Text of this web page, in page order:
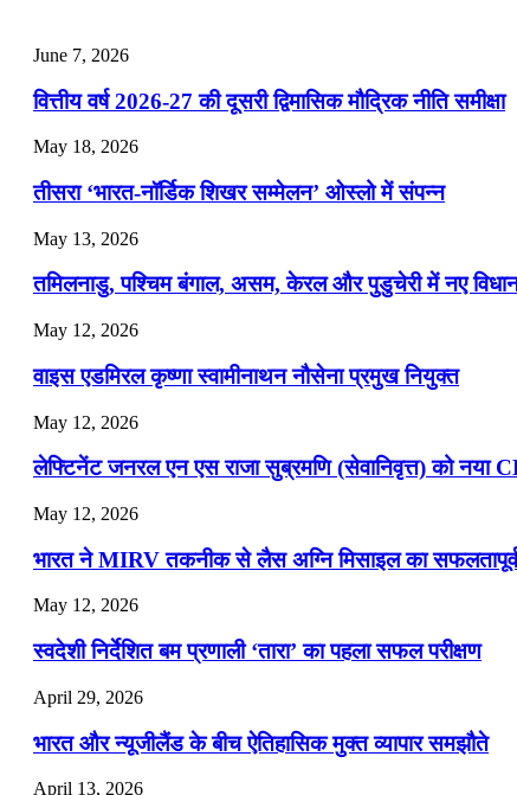
Menu Menu
📝 डेली करेंट अफेयर्स: 25-27 जुलाई 2026
July 25, 2026
📝 डेली करेंट अफेयर्स: 22-24 जुलाई 2026
July 22, 2026
📝 डेली करेंट अफेयर्स: 19-21 जुलाई 2026
July 19, 2026
📝 डेली करेंट अफेयर्स: 16-18 जुलाई 2026
June 7, 2026
वित्तीय वर्ष 2026-27 की दूसरी द्विमासिक मौद्रिक नीति समीक्षा
May 18, 2026
तीसरा ‘भारत-नॉर्डिक शिखर सम्मेलन’ ओस्लो में संपन्न
May 13, 2026
तमिलनाडु, पश्चिम बंगाल, असम, केरल और पुडुचेरी में नए
May 12, 2026
वाइस एडमिरल कृष्णा स्वामीनाथन नौसेना प्रमुख नियुक्त
May 12, 2026
लेफ्टिनेंट जनरल एन एस राजा सुब्रमणि (सेवानिवृत्त) को नया
May 12, 2026
भारत ने MIRV तकनीक से लैस अग्नि मिसाइल का
May 12, 2026
स्वदेशी निर्देशित बम प्रणाली ‘तारा’ का पहला सफल परीक्षण
April 29, 2026
भारत और न्यूजीलैंड के बीच ऐतिहासिक मुक्त व्यापार समझौते
April 13, 2026